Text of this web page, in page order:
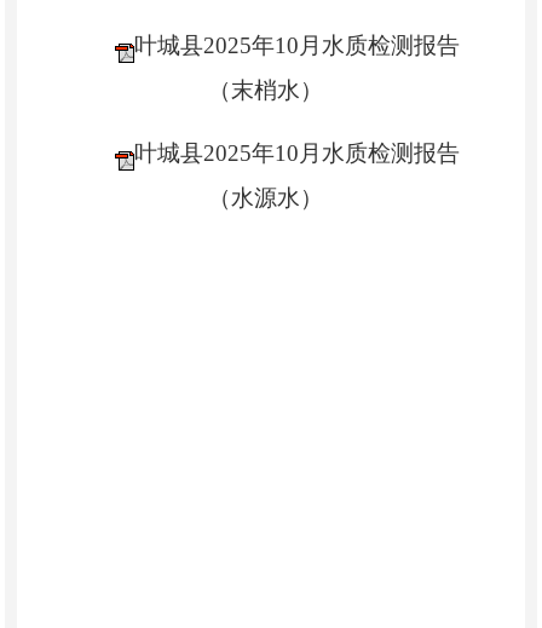
叶城县2025年10月水质检测报告
（末梢水）
叶城县2025年10月水质检测报告
（水源水）